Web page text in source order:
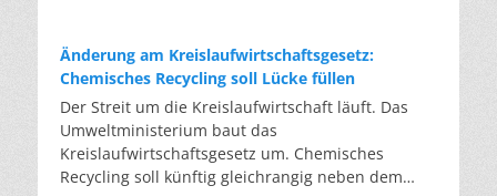
die Verfahren laufen heute deutlich schneller. Die
Halbjahresbilanz der Branche bestätigt dieses
Muster: So viele Windräder wie nie zuvor wurden
genehmigt, doch im ersten Halbjahr gingen netto
nur rund zwei Gigawatt ans Netz. Der Bestand
liegt damit bei etwa 70 Gigawatt. Das gesetzliche
Zwischenziel von 84 Gigawatt zum Jahresende ist
Änderung am Kreislaufwirtschaftsgesetz:
Chemisches Recycling soll Lücke füllen
Der Streit um die Kreislaufwirtschaft läuft. Das
Umweltministerium baut das
Kreislaufwirtschaftsgesetz um. Chemisches
Recycling soll künftig gleichrangig neben dem